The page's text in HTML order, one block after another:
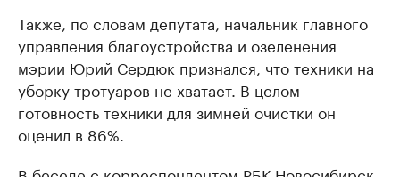
Также, по словам депутата, начальник главного
управления благоустройства и озеленения
мэрии Юрий Сердюк признался, что техники на
уборку тротуаров не хватает. В целом
готовность техники для зимней очистки он
оценил в 86%.